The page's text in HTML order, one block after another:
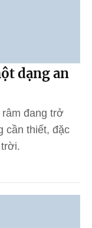
dạng an
râm đang trở
cần thiết, đặc